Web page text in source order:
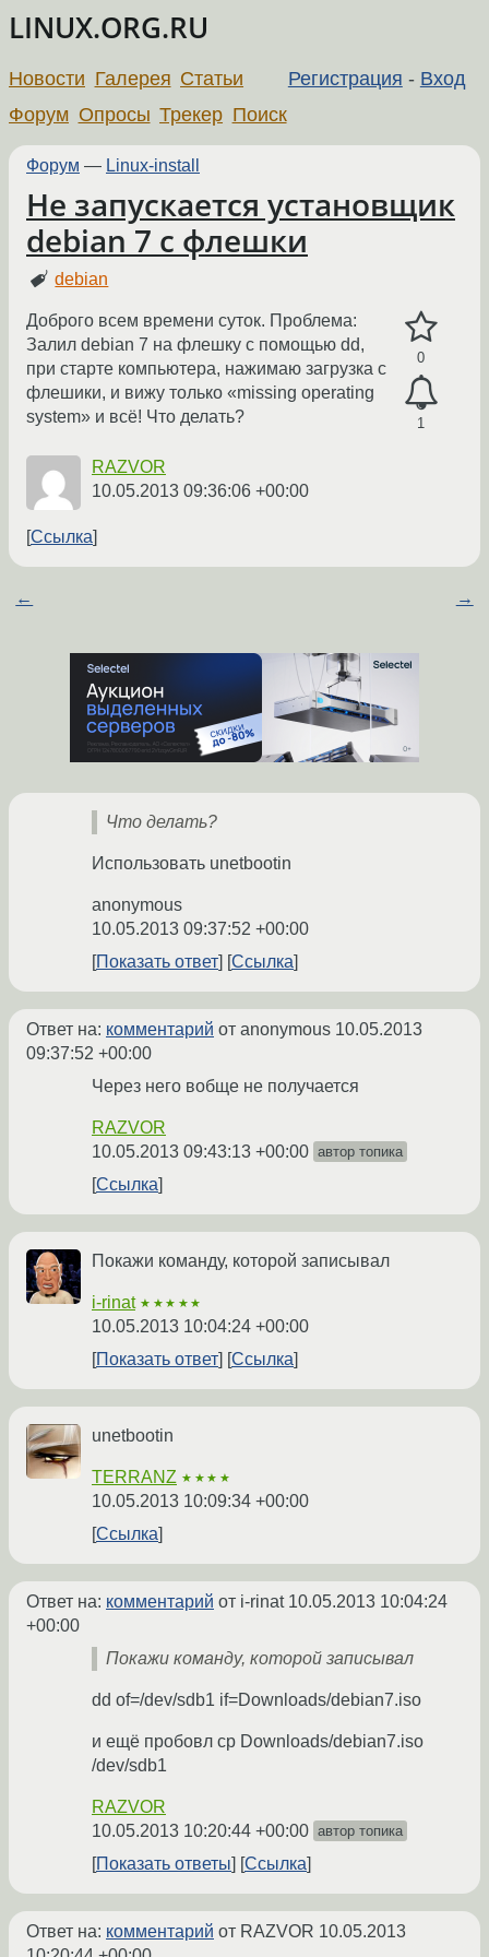
LINUX.ORG.RU
Регистрация - Вход
Новости Галерея Статьи
Форум Опросы Трекер Поиск
Форум — Linux-install
Не запускается установщик
debian 7 с флешки
debian
0
1
Доброго всем времени суток. Проблема:
Залил debian 7 на флешку с помощью dd,
при старте компьютера, нажимаю загрузка с
флешики, и вижу только «missing operating
system» и всё! Что делать?
RAZVOR
10.05.2013 09:36:06 +00:00
Ссылка
← →
Что делать?
Использовать unetbootin
anonymous
10.05.2013 09:37:52 +00:00
Показать ответ
Ссылка
Ответ на: комментарий от anonymous 10.05.2013
09:37:52 +00:00
Через него вобще не получается
RAZVOR
10.05.2013 09:43:13 +00:00 автор топика
Ссылка
Покажи команду, которой записывал
i-rinat ★★★★★
10.05.2013 10:04:24 +00:00
Показать ответ
Ссылка
unetbootin
TERRANZ ★★★★
10.05.2013 10:09:34 +00:00
Ссылка
Ответ на: комментарий от i-rinat 10.05.2013 10:04:24
+00:00
Покажи команду, которой записывал
dd of=/dev/sdb1 if=Downloads/debian7.iso
и ещё пробовл cp Downloads/debian7.iso
/dev/sdb1
RAZVOR
10.05.2013 10:20:44 +00:00 автор топика
Показать ответы Ссылка
Ответ на: комментарий от RAZVOR 10.05.2013